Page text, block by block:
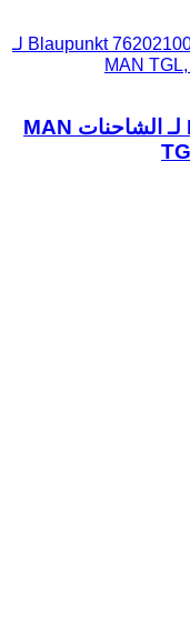
المسجل Blaupunkt 7620210006 لـ
المسجل Blaupunkt 7620210006 لـ الشاحنات MAN